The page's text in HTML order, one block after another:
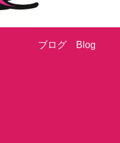
ブログ Blog